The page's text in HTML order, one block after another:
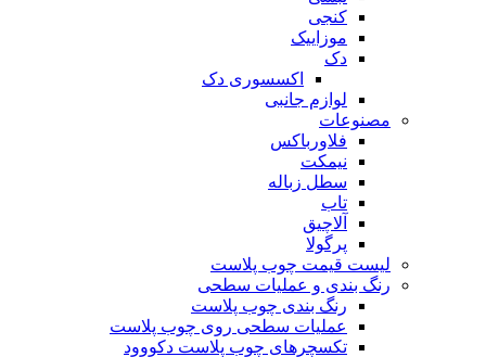
کنجی
موزاییک
دک
اکسسوری دک
لوازم جانبی
مصنوعات
فلاورباکس
نیمکت
سطل زباله
تاب
آلاچیق
پرگولا
لیست قیمت چوب پلاست
رنگ بندی و عملیات سطحی
رنگ بندی چوب پلاست
عملیات سطحی روی چوب پلاست
تکسچرهای چوب پلاست دکووود